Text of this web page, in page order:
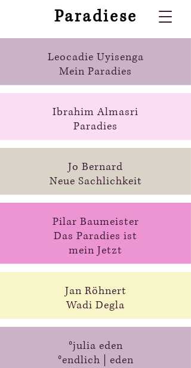
Paradiese
Leocadie Uyisenga
Mein Paradies
Ibrahim Almasri
Paradies
Jo Bernard
Neue Sachlichkeit
Pilar Baumeister
Das Paradies ist
mein Jetzt
Jan Röhnert
Wadi Degla
°julia eden
°endlich | eden